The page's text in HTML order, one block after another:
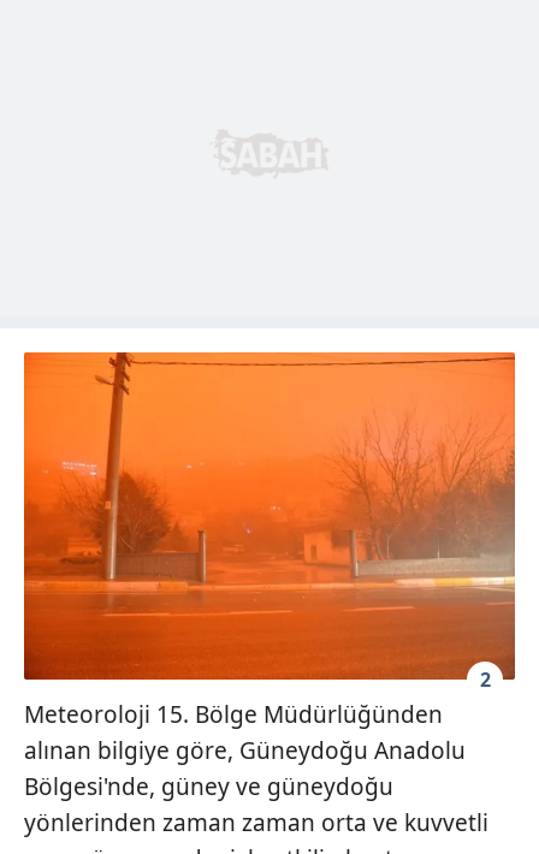
2
Meteoroloji 15. Bölge Müdürlüğünden
alınan bilgiye göre, Güneydoğu Anadolu
Bölgesi'nde, güney ve güneydoğu
yönlerinden zaman zaman orta ve kuvvetli